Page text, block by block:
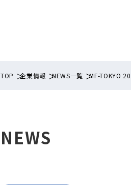
TOP 企業情報 NEWS一覧 MF-TOKYO
NEWS